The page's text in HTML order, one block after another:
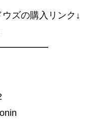
ズの購入リンク↓